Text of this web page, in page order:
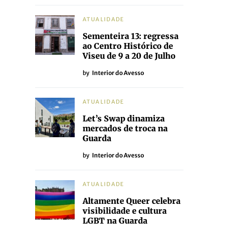
ATUALIDADE
Sementeira 13: regressa
ao Centro Histórico de
Viseu de 9 a 20 de Julho
by Interior do Avesso
ATUALIDADE
Let’s Swap dinamiza
mercados de troca na
Guarda
by Interior do Avesso
ATUALIDADE
Altamente Queer celebra
visibilidade e cultura
LGBT na Guarda